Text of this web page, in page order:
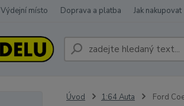
Výdejní místo Doprava a platba Jak nakupovat
Úvod 1:64 Auta Ford